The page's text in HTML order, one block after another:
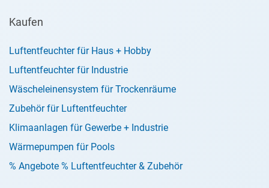
Kaufen
Luftentfeuchter für Haus + Hobby
Luftentfeuchter für Industrie
Wäscheleinensystem für Trockenräume
Zubehör für Luftentfeuchter
Klimaanlagen für Gewerbe + Industrie
Wärmepumpen für Pools
% Angebote % Luftentfeuchter & Zubehör